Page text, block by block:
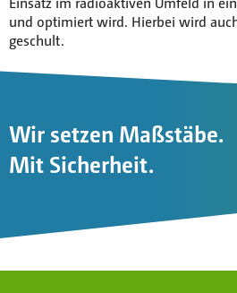
und optimiert wird. Hierbei wird
geschult.
Wir setzen Maßstäbe.
Mit Sicherheit.